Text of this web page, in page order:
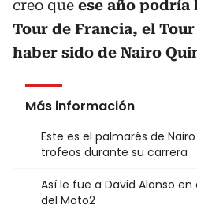
creo que ese año podría
Tour de Francia, el
haber sido de Nairo
Más información
Este es el palmarés de
trofeos durante su carrera
Así le fue a David Alonso en
del Moto2